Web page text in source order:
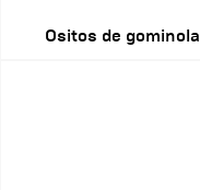
Ositos de gominola